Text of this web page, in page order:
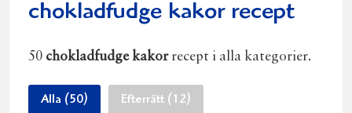
chokladfudge kakor recept
50 chokladfudge kakorrecept i alla kategorier.
Alla (50) Efterrätt (12)